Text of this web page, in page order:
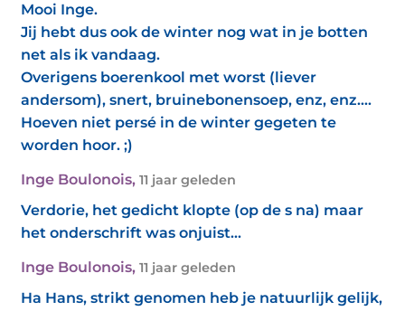
Mooi Inge.
Jij hebt dus ook de winter nog wat in je botten
net als ik vandaag.
Overigens boerenkool met worst (liever
andersom), snert, bruinebonensoep, enz, enz....
Hoeven niet persé in de winter gegeten te
worden hoor. ;)
Inge Boulonois, 11 jaar geleden
Verdorie, het gedicht klopte (op de s na) maar
het onderschrift was onjuist...
Inge Boulonois, 11 jaar geleden
Ha Hans, strikt genomen heb je natuurlijk gelijk,